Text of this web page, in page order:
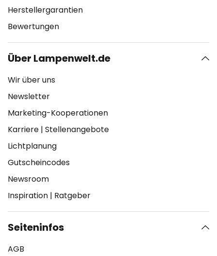
Herstellergarantien
Bewertungen
Über Lampenwelt.de
Wir über uns
Newsletter
Marketing-Kooperationen
Karriere | Stellenangebote
Lichtplanung
Gutscheincodes
Newsroom
Inspiration | Ratgeber
Seiteninfos
AGB